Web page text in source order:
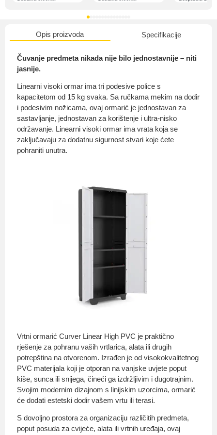
Opis proizvoda Specifikacije
Čuvanje predmeta nikada nije bilo jednostavnije – niti
jasnije.
Linearni visoki ormar ima tri podesive police s
kapacitetom od 15 kg svaka. Sa ručkama mekim na dodir
i podesivim nožicama, ovaj ormarić je jednostavan za
sastavljanje, jednostavan za korištenje i ultra-nisko
održavanje. Linearni visoki ormar ima vrata koja se
zaključavaju za dodatnu sigurnost stvari koje ćete
pohraniti unutra.
Vrtni ormarić Curver Linear High PVC je praktično
rješenje za pohranu vaših vrtlarica, alata ili drugih
potrepština na otvorenom. Izrađen je od visokokvalitetnog
PVC materijala koji je otporan na vanjske uvjete poput
kiše, sunca ili snijega, čineći ga izdržljivim i dugotrajnim.
Svojim modernim dizajnom s linijskim uzorcima, ormarić
će dodati estetski dodir vašem vrtu ili terasi.
S dovoljno prostora za organizaciju različitih predmeta,
poput posuda za cvijeće, alata ili vrtnih uređaja, ovaj
O nama
Privatnost kupca